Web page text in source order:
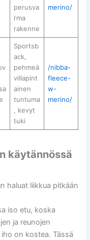
perusva
rma
rakenne
merino/
Sportsb
ack,
pehmeä
villapint
ainen
tuntuma
, kevyt
tuki
/nibba-
fleece-
w-
merino/
käytännössä
haluat liikkua pitkään
iso etu, koska
ja reunojen
on kostea. Tässä